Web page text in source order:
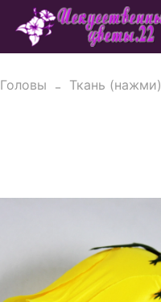
Головы Ткань (нажми)